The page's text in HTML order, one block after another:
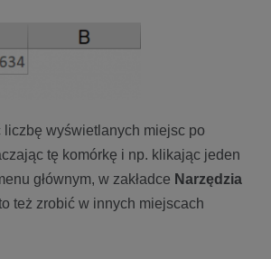
liczbę wyświetlanych miejsc po
tę komórkę i np. klikając jeden
głównym, w zakładce Narzędzia
też zrobić w innych miejscach